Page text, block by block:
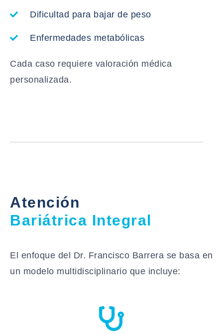
Dificultad para bajar de peso
Enfermedades metabólicas
Cada caso requiere valoración médica
personalizada.
Atención
Bariátrica Integral
El enfoque del Dr. Francisco Barrera se basa en
un modelo multidisciplinario que incluye: